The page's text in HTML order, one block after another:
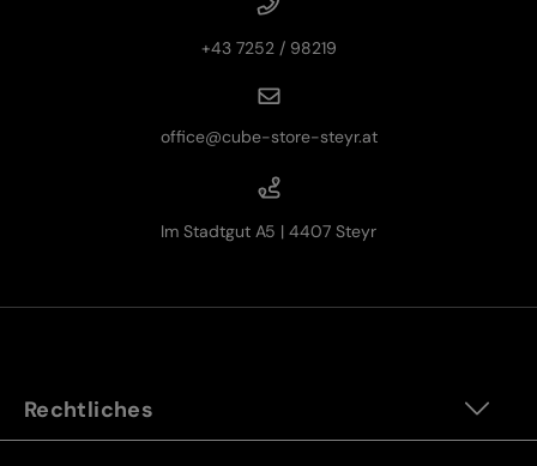
+43 7252 / 98219
office@cube-store-steyr.at
Im Stadtgut A5 | 4407 Steyr
Rechtliches